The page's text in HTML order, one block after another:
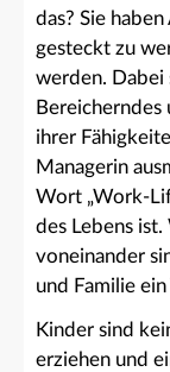
das? Sie
gesteckt zu
werden. Dabei
Bereicherndes
ihrer
Managerin
Wort „Work-
des Lebens ist.
voneinander
und Familie
Kinder sind
erziehen und